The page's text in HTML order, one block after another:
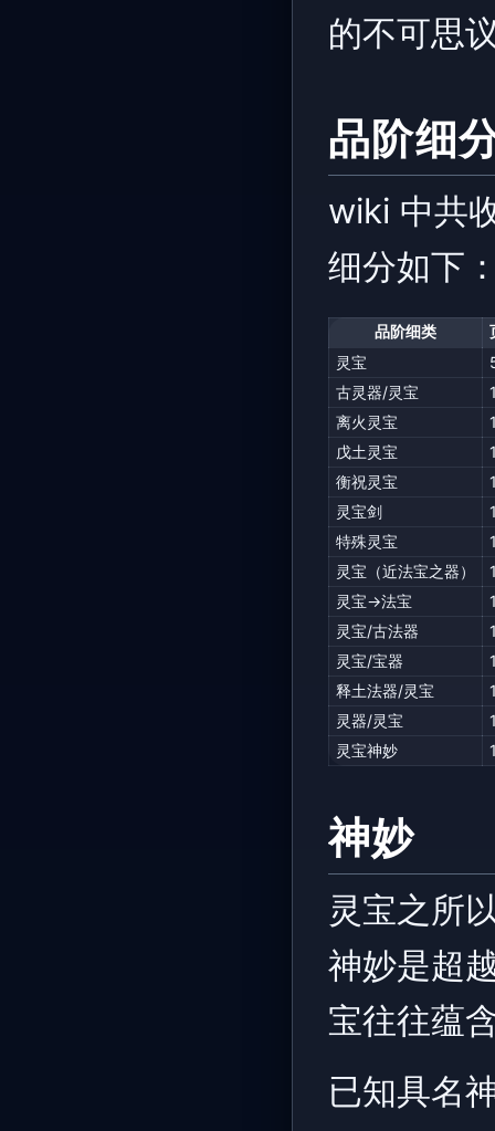
的不可思
品阶细
wiki 中共
细分如下
品阶细类
灵宝
古灵器/灵宝
离火灵宝
戊土灵宝
衡祝灵宝
灵宝剑
特殊灵宝
灵宝（近法宝之器）
灵宝→法宝
灵宝/古法器
灵宝/宝器
释土法器/灵宝
灵器/灵宝
灵宝神妙
神妙
灵宝之所
神妙是超
宝往往蕴
已知具名